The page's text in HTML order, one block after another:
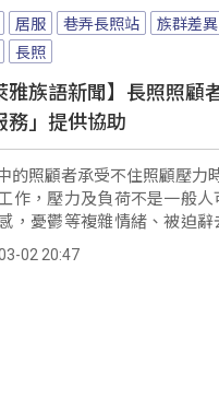
居服 巷弄長照站 族群差異
長照
雅族語新聞】長照照顧
務」提供協助
的照顧者承受不住照顧壓力
作，壓力及負荷不是一般
，憂鬱等複雜情緒、被迫辭
不睦，照顧方式也會因此產
02 20:47